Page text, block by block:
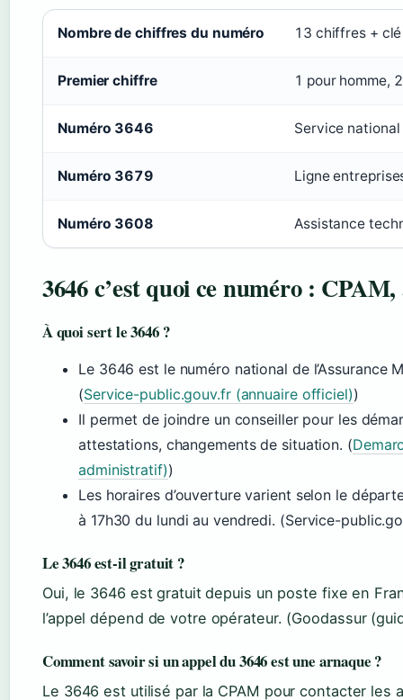
Nombre de chiffres du numéro 13 chiffres +
Premier chiffre 1 pour homme,
Numéro 3646 Service
Numéro 3679 Ligne
Numéro 3608 Assistance
3646 c’est quoi ce numéro :
À quoi sert le 3646 ?
Le 3646 est le numéro national de l’Assurance
(Service-public.gouv.fr (annuaire officiel))
Il permet de joindre un conseiller pour les
attestations, changements de situation. (
administratif))
Les horaires d’ouverture varient selon le
à 17h30 du lundi au vendredi. (Service-
Le 3646 est-il gratuit ?
Oui, le 3646 est gratuit depuis un poste fixe en
l’appel dépend de votre opérateur. (Goodassur
Comment savoir si un appel du 3646 est une arnaque ?
Le 3646 est utilisé par la CPAM pour contacter les